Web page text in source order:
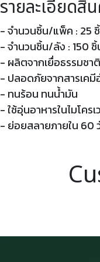
รายละเอียดสิ
- จำนวนชิ้น/แพ็ค : 25
- จำนวนชิ้น/ลัง : 150 ชิ้
- ผลิตจากเยื่อธรรมชาติ
- ปลอดภัยจากสารเคมี
- ทนร้อน ทนน้ำมัน
- ใช้อุ่นอาหารในไมโคร
- ย่อยสลายภายใน 60